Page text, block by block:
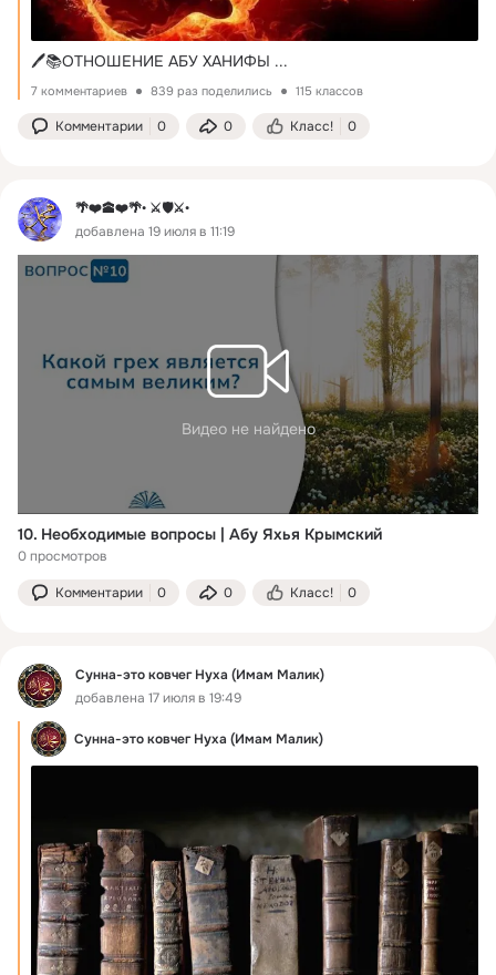
🖊️📚ОТНОШЕНИЕ АБУ ХАНИФЫ ...
7 комментариев 839 раз поделились 115 классов
Комментарии 0 0 Класс! 0
🌴❤️🕋❤️🌴• ⚔️🛡️⚔️•
добавлена 19 июля в 11:19
Видео не найдено
10. Необходимые вопросы | Абу Яхья Крымский
0 просмотров
Комментарии 0 0 Класс! 0
Сунна-это ковчег Нуха (Имам Малик)
добавлена 17 июля в 19:49
Сунна-это ковчег Нуха (Имам Малик)